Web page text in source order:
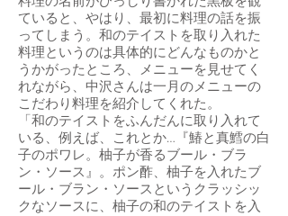
ていると、やはり、最初に料理の話を振
ってしまう。和のテイストを取り入れた
料理というのは具体的にどんなものかと
うかがったところ、メニューを見せてく
れながら、中沢さんは一月のメニューの
こだわり料理を紹介してくれた。
「和のテイストをふんだんに取り入れて
いる、例えば、これとか…『鰆と真鱈の白
子のポワレ。柚子が香るブール・ブラ
ン・ソース』。ポン酢、柚子を入れたブ
ール・ブラン・ソースというクラッシッ
クなソースに、柚子の和のテイストを入